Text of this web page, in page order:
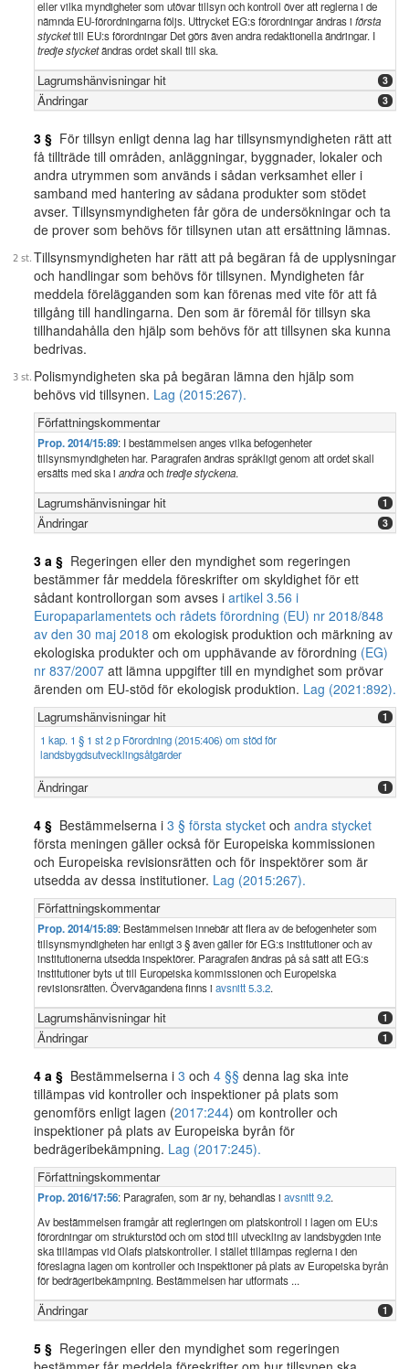
eller vilka myndigheter som utövar tillsyn och kontroll över att reglerna i de
nämnda EU-förordningarna följs. Uttrycket EG:s förordningar ändras i första
styckettill EU:s förordningar Det görs även andra redaktionella ändringar. I
tredje stycketändras ordet skall till ska.
Lagrumshänvisningar hit 3
Ändringar 3
3 § För tillsyn enligt denna lag har tillsynsmyndigheten rätt att
få tillträde till områden, anläggningar, byggnader, lokaler och
andra utrymmen som används i sådan verksamhet eller i
samband med hantering av sådana produkter som stödet
avser. Tillsynsmyndigheten får göra de undersökningar och ta
de prover som behövs för tillsynen utan att ersättning lämnas.
Tillsynsmyndigheten har rätt att på begäran få de upplysningar
och handlingar som behövs för tillsynen. Myndigheten får
meddela förelägganden som kan förenas med vite för att få
tillgång till handlingarna. Den som är föremål för tillsyn ska
tillhandahålla den hjälp som behövs för att tillsynen ska kunna
bedrivas.
Polismyndigheten ska på begäran lämna den hjälp som
behövs vid tillsynen. Lag (2015:267).
Författningskommentar
Prop. 2014/15:89: I bestämmelsen anges vilka befogenheter
tillsynsmyndigheten har. Paragrafen ändras språkligt genom att ordet skall
ersätts med ska i andraochtredje styckena.
Lagrumshänvisningar hit 1
Ändringar 3
3 a § Regeringen eller den myndighet som regeringen
bestämmer får meddela föreskrifter om skyldighet för ett
sådant kontrollorgan som avses i artikel 3.56 i
Europaparlamentets och rådets förordning (EU) nr 2018/848
av den 30 maj 2018 om ekologisk produktion och märkning av
ekologiska produkter och om upphävande av förordning (EG)
nr 837/2007 att lämna uppgifter till en myndighet som prövar
ärenden om EU-stöd för ekologisk produktion. Lag (2021:892).
Lagrumshänvisningar hit 1
1 kap. 1 § 1 st 2 p Förordning (2015:406) om stöd för
landsbygdsutvecklingsåtgärder
Ändringar 1
4 § Bestämmelserna i 3 § första stycket och andra stycket
första meningen gäller också för Europeiska kommissionen
och Europeiska revisionsrätten och för inspektörer som är
utsedda av dessa institutioner. Lag (2015:267).
Författningskommentar
Prop. 2014/15:89: Bestämmelsen innebär att flera av de befogenheter som
tillsynsmyndigheten har enligt 3 § även gäller för EG:s institutioner och av
institutionerna utsedda inspektörer. Paragrafen ändras på så sätt att EG:s
institutioner byts ut till Europeiska kommissionen och Europeiska
revisionsrätten. Övervägandena finns i avsnitt 5.3.2.
Lagrumshänvisningar hit 1
Ändringar 1
4 a § Bestämmelserna i 3 och 4 §§ denna lag ska inte
tillämpas vid kontroller och inspektioner på plats som
genomförs enligt lagen (2017:244) om kontroller och
inspektioner på plats av Europeiska byrån för
bedrägeribekämpning. Lag (2017:245).
Författningskommentar
Prop. 2016/17:56: Paragrafen, som är ny, behandlas i avsnitt 9.2.
Av bestämmelsen framgår att regleringen om platskontroll i lagen om EU:s
förordningar om strukturstöd och om stöd till utveckling av landsbygden inte
ska tillämpas vid Olafs platskontroller. I stället tillämpas reglerna i den
föreslagna lagen om kontroller och inspektioner på plats av Europeiska byrån
för bedrägeribekämpning. Bestämmelsen har utformats ...
Ändringar 1
5 § Regeringen eller den myndighet som regeringen